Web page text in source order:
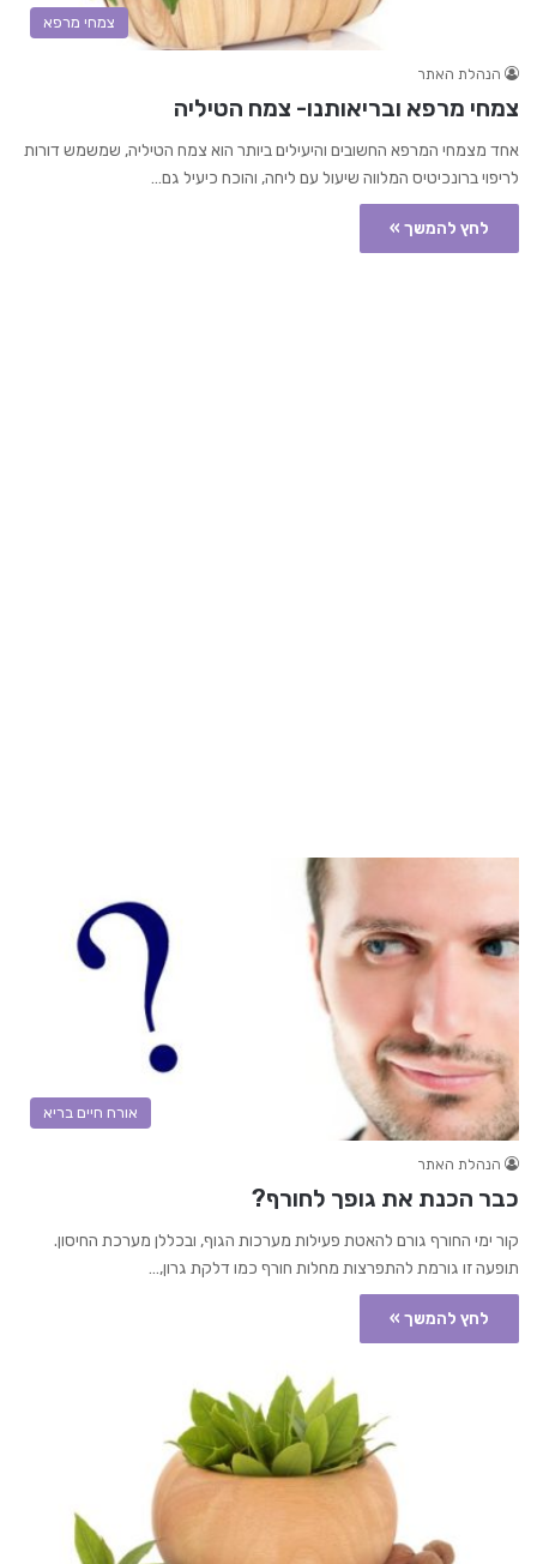
צמחי מרפא
הנהלת האתר
צמחי מרפא ובריאותנו- צמח הטיליה
אחד מצמחי המרפא החשובים והיעילים ביותר הוא צמח הטיליה, שמשמש דורות
לריפוי ברונכיטיס המלווה שיעול עם ליחה, והוכח כיעיל גם…
לחץ להמשך »
אורח חיים בריא
הנהלת האתר
כבר הכנת את גופך לחורף?
קור ימי החורף גורם להאטת פעילות מערכות הגוף, ובכללן מערכת החיסון.
תופעה זו גורמת להתפרצות מחלות חורף כמו דלקת גרון,…
לחץ להמשך »